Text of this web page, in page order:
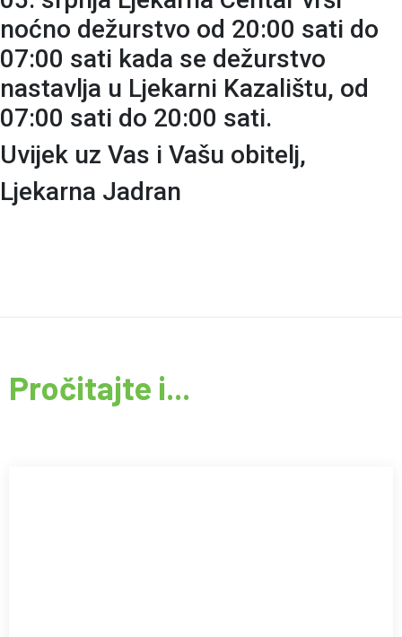
noćno dežurstvo od 20:00 sati do
07:00 sati kada se dežurstvo
nastavlja u Ljekarni Kazalištu, od
07:00 sati do 20:00 sati.
Uvijek uz Vas i Vašu obitelj,
Ljekarna Jadran
Pročitajte i...